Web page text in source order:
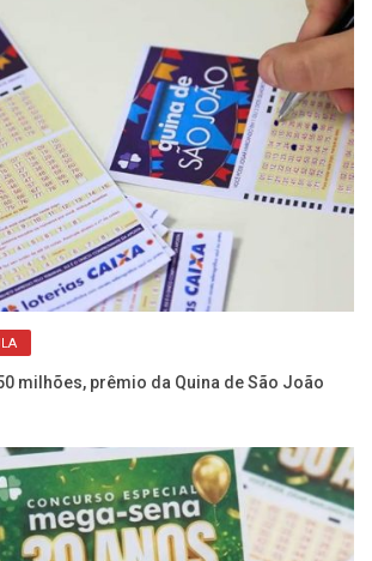
milhões, prêmio da Quina de São João